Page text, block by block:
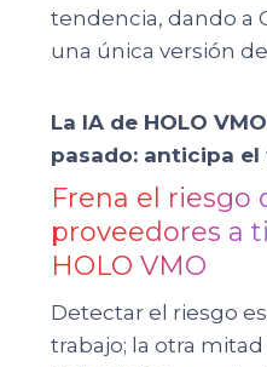
tendencia, dando a
una única versión
La IA de HOLO
pasado: anticipa
Frena el riesgo
proveedores a
HOLO VMO
Detectar el riesgo
trabajo; la otra